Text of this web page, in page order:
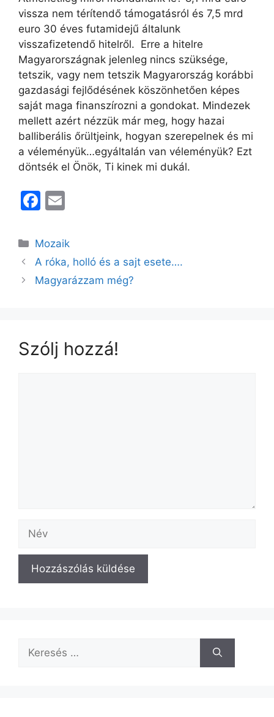
vissza nem térítendő támogatásról és 7,5 mrd
euro 30 éves futamidejű általunk
visszafizetendő hitelről. Erre a hitelre
Magyarországnak jelenleg nincs szüksége,
tetszik, vagy nem tetszik Magyarország korábbi
gazdasági fejlődésének köszönhetően képes
saját maga finanszírozni a gondokat. Mindezek
mellett azért nézzük már meg, hogy hazai
balliberális őrültjeink, hogyan szerepelnek és mi
a véleményük…egyáltalán van véleményük? Ezt
döntsék el Önök, Ti kinek mi dukál.
F
c
e
b
k
ai
l
Kategória
Mozaik
A róka, holló és a sajt esete….
Magyarázzam még?
Szólj hozzá!
Keresés: